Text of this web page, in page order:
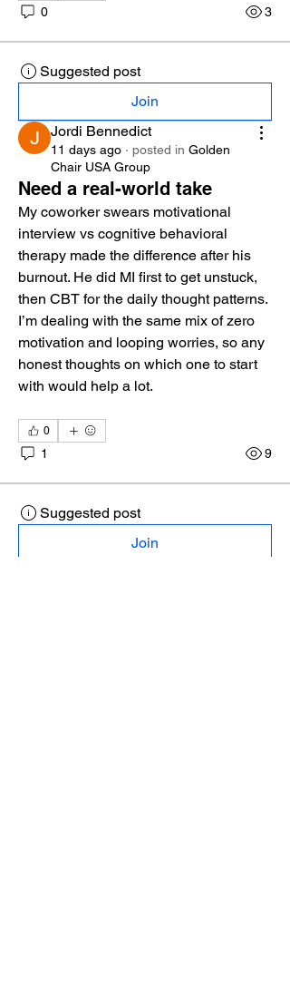
0 3
Suggested post
Join
Jordi Bennedict
11 days ago · posted in Golden
Chair USA Group
Need a real-world take
My coworker swears motivational
interview vs cognitive behavioral
therapy made the difference after his
burnout. He did MI first to get unstuck,
then CBT for the daily thought patterns.
I’m dealing with the same mix of zero
motivation and looping worries, so any
honest thoughts on which one to start
with would help a lot.
0
1 9
Suggested post
Join